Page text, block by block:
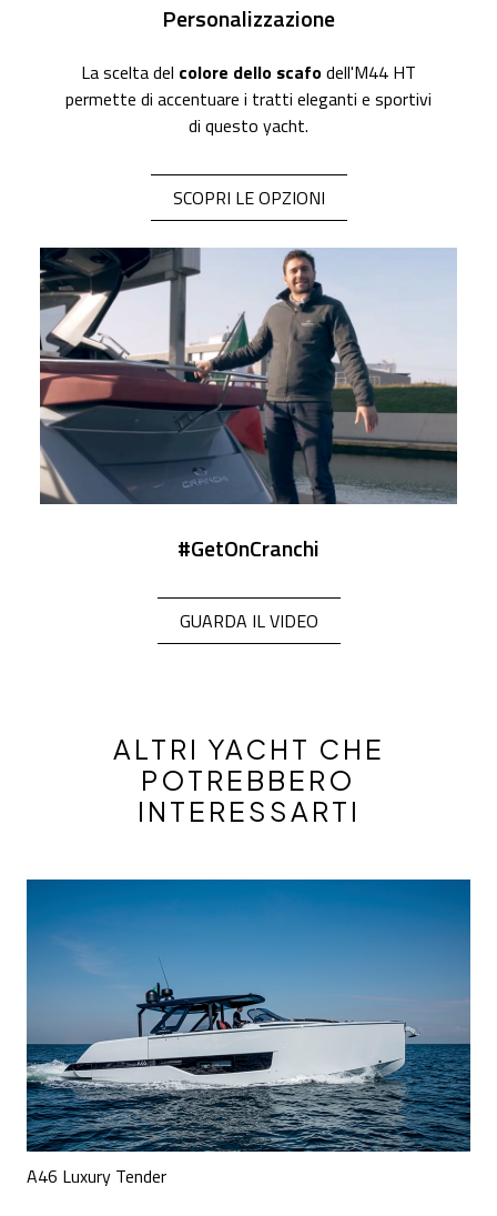
Personalizzazione
La scelta del colore dello scafodell'M44 HT
permette di accentuare i tratti eleganti e sportivi
di questo yacht.
SCOPRI LE OPZIONI
#GetOnCranchi
GUARDA IL VIDEO
ALTRI YACHT CHE
POTREBBERO
INTERESSARTI
A46 Luxury Tender